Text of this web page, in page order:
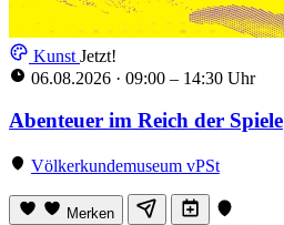
Kunst Jetzt!
06.08.2026 · 09:00 – 14:30 Uhr
Abenteuer im Reich der Spiele
Völkerkundemuseum vPSt
Merken